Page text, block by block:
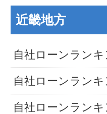
近畿地方
自社ローンランキ
自社ローンランキ
自社ローンランキ